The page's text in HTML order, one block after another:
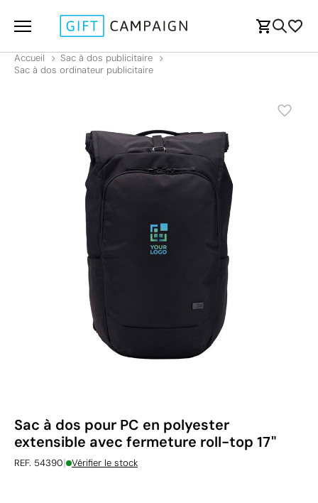
Accueil
Sac à dos publicitaire
Sac à dos ordinateur publicitaire
Sac à dos pour PC en polyester
extensible avec fermeture roll-top 17"
REF. 54390| Vérifier le stock